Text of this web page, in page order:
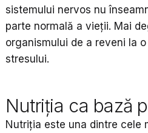
sistemului nervos nu
parte normală a vieții. Mai
organismului de a reveni la
stresului.
Nutriția ca bază
Nutriția este una dintre cele